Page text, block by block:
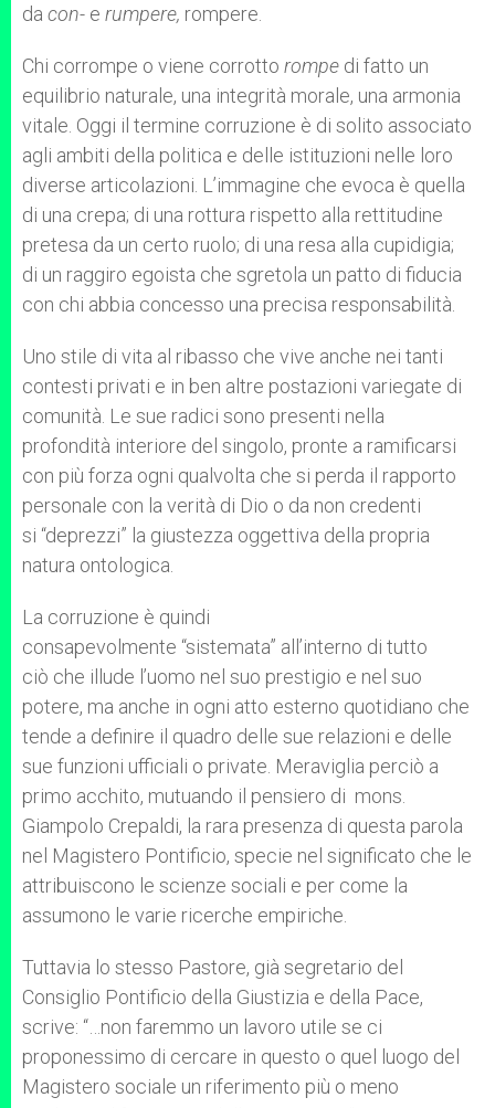
da con- e rumpere, rompere.
Chi corrompe o viene corrotto rompe di fatto un
equilibrio naturale, una integrità morale, una armonia
vitale. Oggi il termine corruzione è di solito associato
agli ambiti della politica e delle istituzioni nelle loro
diverse articolazioni. L’immagine che evoca è quella
di una crepa; di una rottura rispetto alla rettitudine
pretesa da un certo ruolo; di una resa alla cupidigia;
di un raggiro egoista che sgretola un patto di fiducia
con chi abbia concesso una precisa responsabilità.
Uno stile di vita al ribasso che vive anche nei tanti
contesti privati e in ben altre postazioni variegate di
comunità. Le sue radici sono presenti nella
profondità interiore del singolo, pronte a ramificarsi
con più forza ogni qualvolta che si perda il rapporto
personale con la verità di Dio o da non credenti
si “deprezzi” la giustezza oggettiva della propria
natura ontologica.
La corruzione è quindi
consapevolmente “sistemata” all’interno di tutto
ciò che illude l’uomo nel suo prestigio e nel suo
potere, ma anche in ogni atto esterno quotidiano che
tende a definire il quadro delle sue relazioni e delle
sue funzioni ufficiali o private. Meraviglia perciò a
primo acchito, mutuando il pensiero di mons.
Giampolo Crepaldi, la rara presenza di questa parola
nel Magistero Pontificio, specie nel significato che le
attribuiscono le scienze sociali e per come la
assumono le varie ricerche empiriche.
Tuttavia lo stesso Pastore, già segretario del
Consiglio Pontificio della Giustizia e della Pace,
scrive: “…non faremmo un lavoro utile se ci
proponessimo di cercare in questo o quel luogo del
Magistero sociale un riferimento più o meno